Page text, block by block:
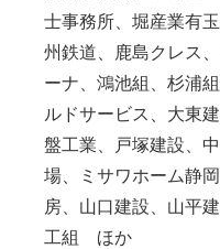
士事務所、堀産業有
州鉄道、鹿島クレス
ーナ、鴻池組、杉浦
ルドサービス、大東
盤工業、戸塚建設、
場、ミサワホーム静
房、山口建設、山平
工組 ほか